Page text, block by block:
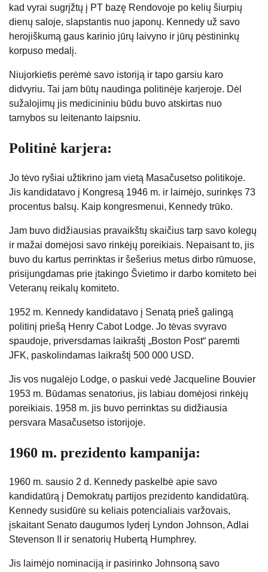
kad vyrai sugrįžtų į PT bazę Rendovoje po kelių šiurpių
dienų saloje, slapstantis nuo japonų. Kennedy už savo
herojiškumą gaus karinio jūrų laivyno ir jūrų pėstininkų
korpuso medalį.
Niujorkietis perėmė savo istoriją ir tapo garsiu karo
didvyriu. Tai jam būtų naudinga politinėje karjeroje. Dėl
sužalojimų jis medicininiu būdu buvo atskirtas nuo
tarnybos su leitenanto laipsniu.
Politinė karjera:
Jo tėvo ryšiai užtikrino jam vietą Masačusetso politikoje.
Jis kandidatavo į Kongresą 1946 m. ​​ir laimėjo, surinkęs 73
procentus balsų. Kaip kongresmenui, Kennedy trūko.
Jam buvo didžiausias pravaikštų skaičius tarp savo kolegų
ir mažai domėjosi savo rinkėjų poreikiais. Nepaisant to, jis
buvo du kartus perrinktas ir šešerius metus dirbo rūmuose,
prisijungdamas prie įtakingo Švietimo ir darbo komiteto bei
Veteranų reikalų komiteto.
1952 m. Kennedy kandidatavo į Senatą prieš galingą
politinį priešą Henry Cabot Lodge. Jo tėvas svyravo
spaudoje, priversdamas laikraštį „Boston Post“ paremti
JFK, paskolindamas laikraštį 500 000 USD.
Jis vos nugalėjo Lodge, o paskui vedė Jacqueline Bouvier
1953 m. Būdamas senatorius, jis labiau domėjosi rinkėjų
poreikiais. 1958 m. jis buvo perrinktas su didžiausia
persvara Masačusetso istorijoje.
1960 m. prezidento kampanija:
1960 m. sausio 2 d. Kennedy paskelbė apie savo
kandidatūrą į Demokratų partijos prezidento kandidatūrą.
Kennedy susidūrė su keliais potencialiais varžovais,
įskaitant Senato daugumos lyderį Lyndon Johnson, Adlai
Stevenson II ir senatorių Hubertą Humphrey.
Jis laimėjo nominaciją ir pasirinko Johnsoną savo